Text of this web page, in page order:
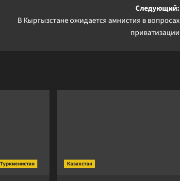
Следующий:
В Кыргызстане ожидается амнистия в вопросах
приватизации
Туркменистан Казахстан